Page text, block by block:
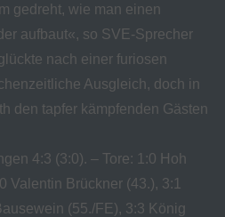
gedreht, wie man einen
aufbaut«, so SVE-Sprecher
nach einer furiosen
Ausgleich, doch in
den tapfer kämpfenden Gästen
4:3 (3:0). – Tore: 1:0 Hoh
Valentin Brückner (43.), 3:1
(55./FE), 3:3 König